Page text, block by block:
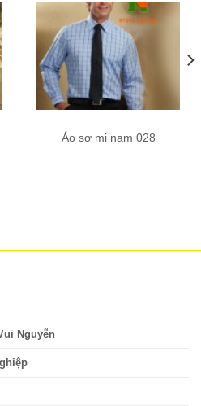
Áo sơ mi nam 028
Nguyễn